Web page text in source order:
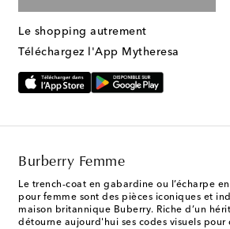
Le shopping autrement
Téléchargez l'App Mytheresa
Burberry Femme
Le trench-coat en gabardine ou l’écharpe
pour femme sont des pièces iconiques et
maison britannique Buberry. Riche d’un
détourne aujourd'hui ses codes visuels pour